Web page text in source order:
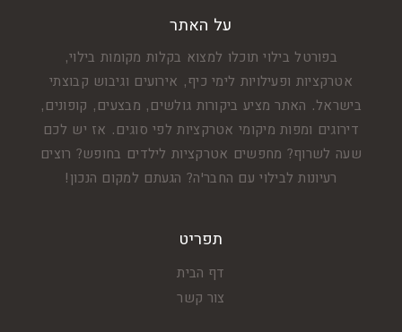
על האתר
בפורטל בילוי תוכלו למצוא בקלות מקומות בילוי,
אטרקציות ופעילויות לימי כיף, אירועים וגיבוש קבוצתי
בישראל. האתר מציע ביקורות גולשים, מבצעים, קופונים,
דירוגים ומפות מיקומי אטרקציות לפי סוגים. אז יש לכם
שעה לשרוף? מחפשים אטרקציות לילדים בחופש? רוצים
רעיונות לבילוי עם החבר'ה? הגעתם למקום הנכון!
תפריט
דף הבית
צור קשר